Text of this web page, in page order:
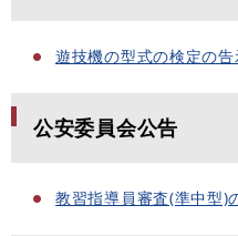
遊技機の型式の検定の告
公安委員会公告
教習指導員審査(準中型)